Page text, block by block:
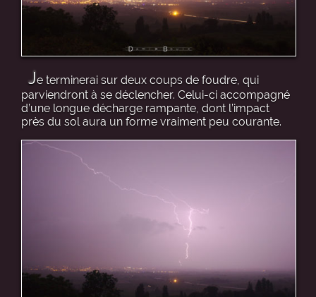
Je terminerai sur deux coups de foudre, qui
parviendront à se déclencher. Celui-ci accompagné
d’une longue décharge rampante, dont l’impact
près du sol aura un forme vraiment peu courante.